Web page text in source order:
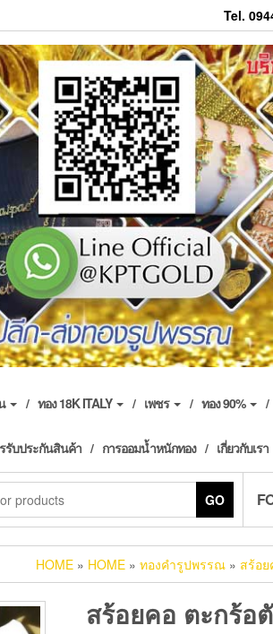
Tel.
ทอง 18K ITALY เพชร ทอง 90%
รับประกันสินค้า การออมน้ำหนักทอง เกี่ยวกับเรา
GO
HOME » HOME » ทองคำรูปพรรณ » สร้อ
สร้อยคอ ตะกร้อ